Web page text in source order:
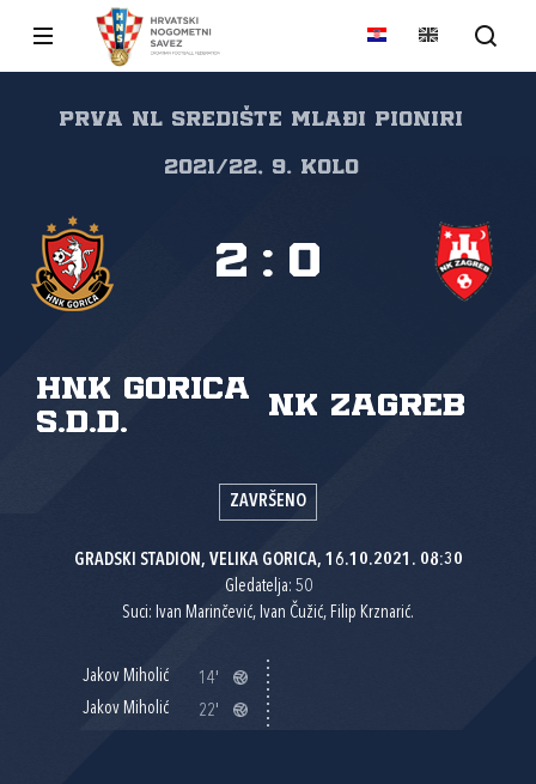
Prva NL Središte mlađi pioniri
2021/22, 9. kolo
HNK Gorica
s.d.d.
NK Zagreb
2 : 0
ZAVRŠENO
GRADSKI STADION, VELIKA GORICA, 16.10.2021. 08:30
Gledatelja: 50
Suci: Ivan Marinčević, Ivan Čužić, Filip Krznarić.
Jakov Miholić
14'
Jakov Miholić
22'